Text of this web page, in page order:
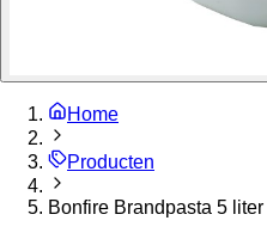
Home
Producten
Bonfire Brandpasta 5 liter